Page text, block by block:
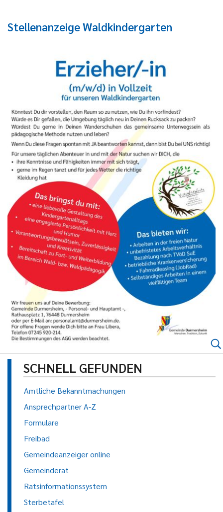
Stellenanzeige Waldkindergarten
SCHNELL GEFUNDEN
Amtliche Bekanntmachungen
Ansprechpartner A-Z
Formulare
Freibad
Gemeindeanzeiger online
Gemeinderat
Ratsinformationssystem
Sterbetafel